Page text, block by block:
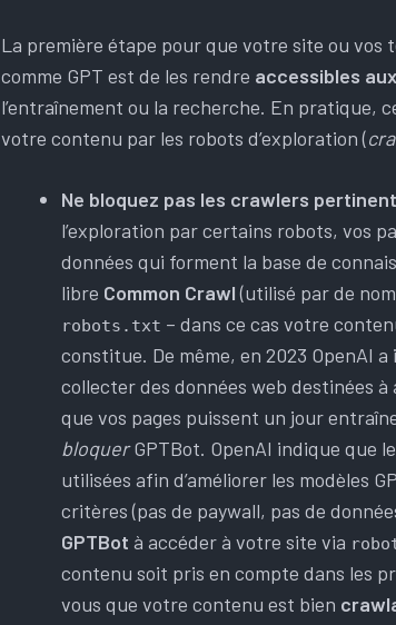
La première étape pour que votre site ou vos
comme GPT est de les rendre accessibles
l’entraînement ou la recherche. En pratique,
votre contenu par les robots d’exploration (
Ne bloquez pas les crawlers
l’exploration par certains robots, vos
données qui forment la base de
libre Common Crawl(utilisé par de
robots.txt – dans ce cas votre
constitue. De même, en 2023 OpenAI
collecter des données web destinées
que vos pages puissent un jour
bloquerGPTBot. OpenAI indique que
utilisées afin d’améliorer les modèles
critères (pas de paywall, pas de
GPTBot à accéder à votre site via
contenu soit pris en compte dans les
vous que votre contenu est bien